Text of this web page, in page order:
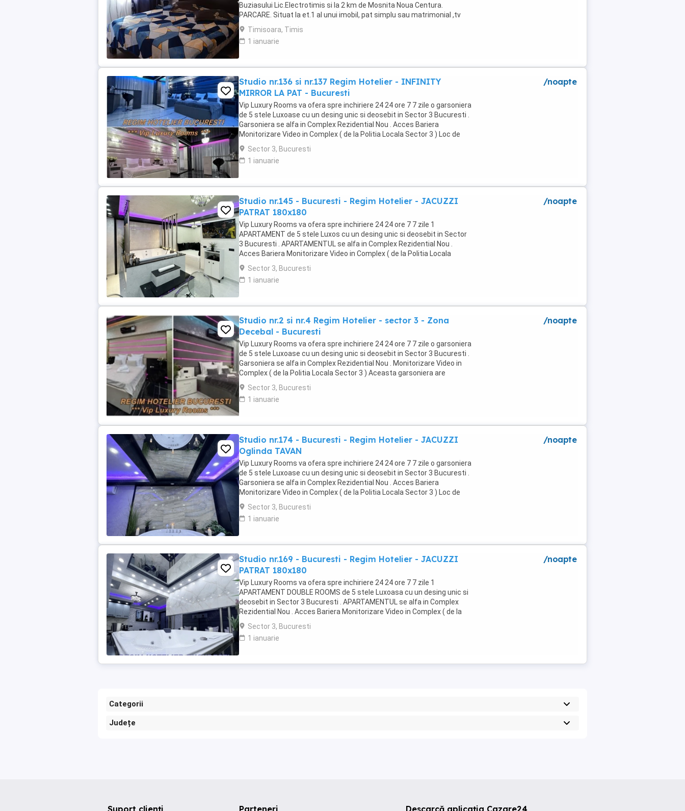
Buziasului Lic.Electrotimis si la 2 km de Mosnita Noua Centura.
PARCARE. Situat la et.1 al unui imobil, pat simplu sau matrimonial ,tv
+wifi , frigider, mașină spălat, ...
Timisoara, Timis
1 ianuarie
Studio nr.136 si nr.137 Regim Hotelier - INFINITY
MIRROR LA PAT - Bucuresti
Vip Luxury Rooms va ofera spre inchiriere 24 24 ore 7 7 zile o garsoniera
de 5 stele Luxoase cu un desing unic si deosebit in Sector 3 Bucuresti .
Garsoniera se alfa in Complex Rezidential Nou . Acces Bariera
Monitorizare Video in Complex ( de la Politia Locala Sector 3 ) Loc de
parcare PRIVAT in complex ...
Sector 3, Bucuresti
1 ianuarie
/noapte
Studio nr.145 - Bucuresti - Regim Hotelier - JACUZZI
PATRAT 180x180
Vip Luxury Rooms va ofera spre inchiriere 24 24 ore 7 7 zile 1
APARTAMENT de 5 stele Luxos cu un desing unic si deosebit in Sector
3 Bucuresti . APARTAMENTUL se alfa in Complex Rezidential Nou .
Acces Bariera Monitorizare Video in Complex ( de la Politia Locala
Sector 3 ) Loc de parcare PRIVAT in complex ...
Sector 3, Bucuresti
1 ianuarie
/noapte
Studio nr.2 si nr.4 Regim Hotelier - sector 3 - Zona
Decebal - Bucuresti
Vip Luxury Rooms va ofera spre inchiriere 24 24 ore 7 7 zile o garsoniera
de 5 stele Luxoase cu un desing unic si deosebit in Sector 3 Bucuresti .
Garsoniera se alfa in Complex Rezidential Nou . Monitorizare Video in
Complex ( de la Politia Locala Sector 3 ) Aceasta garsoniera are
suprafata de 35mp ...
Sector 3, Bucuresti
1 ianuarie
/noapte
Studio nr.174 - Bucuresti - Regim Hotelier - JACUZZI
Oglinda TAVAN
Vip Luxury Rooms va ofera spre inchiriere 24 24 ore 7 7 zile o garsoniera
de 5 stele Luxoase cu un desing unic si deosebit in Sector 3 Bucuresti .
Garsoniera se alfa in Complex Rezidential Nou . Acces Bariera
Monitorizare Video in Complex ( de la Politia Locala Sector 3 ) Loc de
parcare PRIVAT in complex ...
Sector 3, Bucuresti
1 ianuarie
/noapte
Studio nr.169 - Bucuresti - Regim Hotelier - JACUZZI
PATRAT 180x180
Vip Luxury Rooms va ofera spre inchiriere 24 24 ore 7 7 zile 1
APARTAMENT DOUBLE ROOMS de 5 stele Luxoasa cu un desing unic si
deosebit in Sector 3 Bucuresti . APARTAMENTUL se alfa in Complex
Rezidential Nou . Acces Bariera Monitorizare Video in Complex ( de la
Politia Locala Sector 3 ) Loc de parcare ...
Sector 3, Bucuresti
1 ianuarie
/noapte
Categorii
Județe
Descarcă aplicația Cazare24
Suport clienți Parteneri